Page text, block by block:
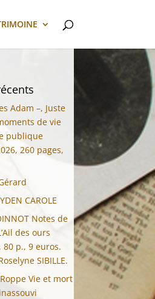
Adam –, Juste
de vie
publique
260 pages,
CAROLE
Notes de
des ours
80 p., 9 euros.
SIBILLE.
Vie et mort